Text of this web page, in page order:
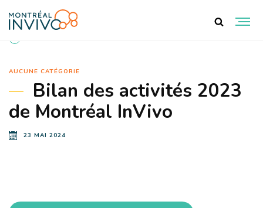
AUCUNE CATÉGORIE
Bilan des activités 2023
de Montréal InVivo
23 MAI 2024